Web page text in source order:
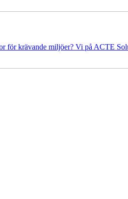
för krävande miljöer? Vi på ACTE